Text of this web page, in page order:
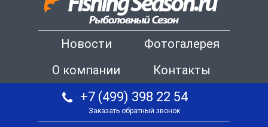
Новости
Фотогалерея
О компании
Контакты
+7 (499) 398 22 54
Заказать обратный звонок